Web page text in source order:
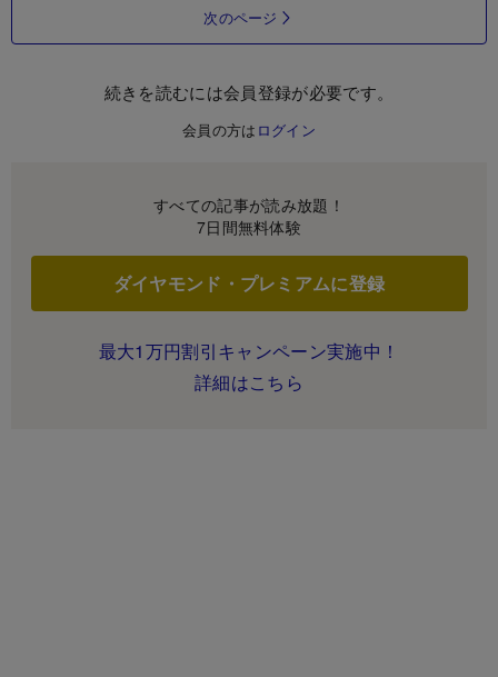
次のページ
続きを読むには会員登録が必要です。
会員の方は ログイン
すべての記事が読み放題！
7日間無料体験
ダイヤモンド・プレミアムに登録
最大1万円割引キャンペーン実施中！
詳細はこちら